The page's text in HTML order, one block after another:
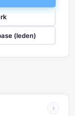
(leden)
›